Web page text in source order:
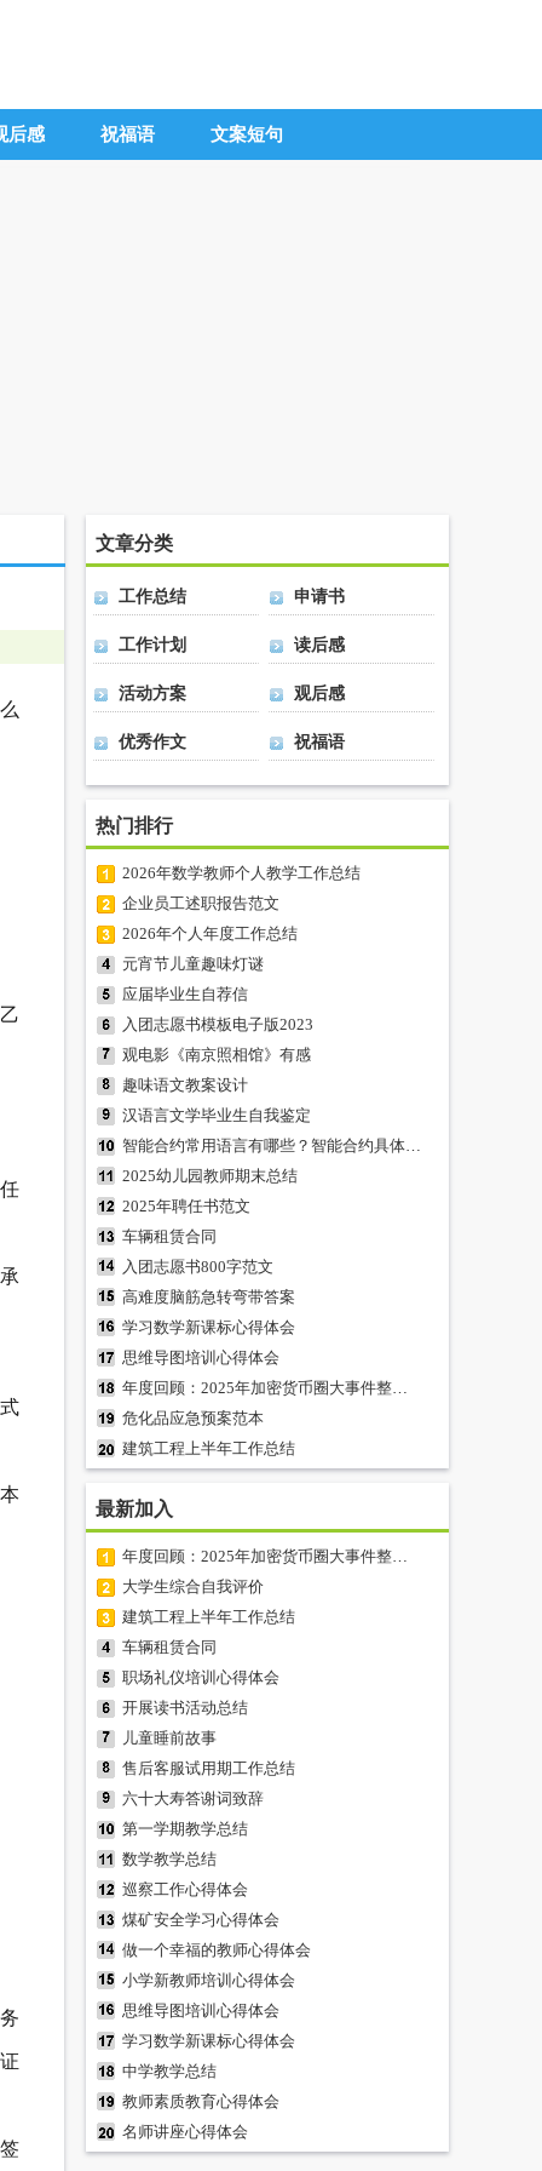
后感 祝福语 文案短句
文章分类
工作总结 申请书
工作计划 读后感
活动方案 观后感
优秀作文 祝福语
热门排行
2026年数学教师个人教学工作总结
企业员工述职报告范文
2026年个人年度工作总结
元宵节儿童趣味灯谜
应届毕业生自荐信
入团志愿书模板电子版2023
观电影《南京照相馆》有感
趣味语文教案设计
汉语言文学毕业生自我鉴定
智能合约常用语言有哪些？智能合约具体常用语言总结
2025幼儿园教师期末总结
2025年聘任书范文
车辆租赁合同
入团志愿书800字范文
高难度脑筋急转弯带答案
学习数学新课标心得体会
思维导图培训心得体会
年度回顾：2025年加密货币圈大事件整理及心得分享
危化品应急预案范本
建筑工程上半年工作总结
最新加入
年度回顾：2025年加密货币圈大事件整理及心得分享
大学生综合自我评价
建筑工程上半年工作总结
车辆租赁合同
职场礼仪培训心得体会
开展读书活动总结
儿童睡前故事
售后客服试用期工作总结
六十大寿答谢词致辞
第一学期教学总结
数学教学总结
巡察工作心得体会
煤矿安全学习心得体会
做一个幸福的教师心得体会
小学新教师培训心得体会
思维导图培训心得体会
学习数学新课标心得体会
中学教学总结
教师素质教育心得体会
名师讲座心得体会